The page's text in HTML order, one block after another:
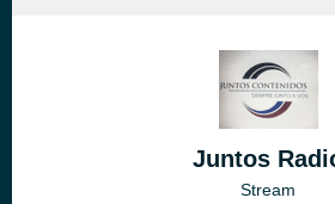
Juntos
Stream